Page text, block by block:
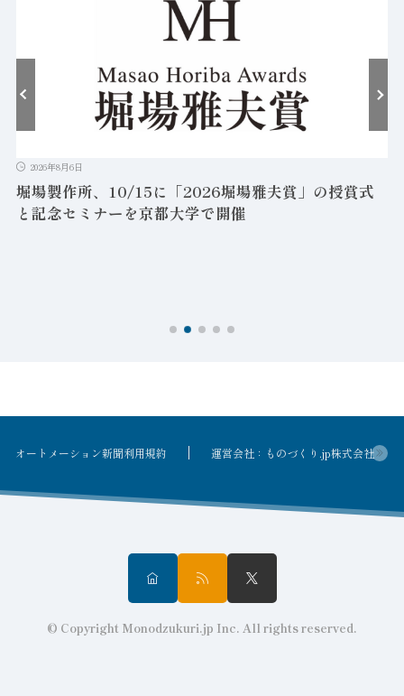
2026年8月6日
堀場製作所、10/15に「2026堀場雅夫賞」の授賞式
と記念セミナーを京都大学で開催
オートメーション新聞利用規約 運営会社：ものづくり.jp株式会社
© Copyright Monodzukuri.jp Inc. All rights reserved.